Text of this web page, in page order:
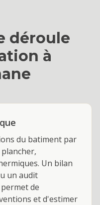
déroule
à
du batiment par
Un bilan
un audit
de
et d'estimer